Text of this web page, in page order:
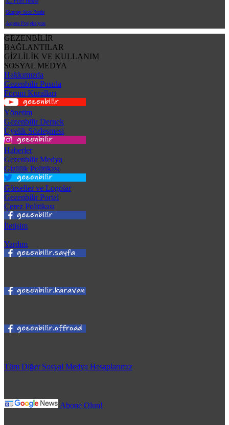
Günpay Stor Perde
Aspera Projeksiyon
GEZENBİLİR
BAĞLANTILAR
GİZLİLİK VE KULLANIM
SOSYAL MEDYA
Hakkımızda
Gezenbilir Pusula
Forum Kuralları
Yönetim
Gezenbilir Dernek
Üyelik Sözleşmesi
Haberler
Gezenbilir Medya
Gizlilik Politikası
Görseller ve Logolar
Gezenbilir Portal
Çerez Politikası
İletişim
Yardım
Tüm Diğer Sosyal Medya Hesaplarımız
Abone Olun!